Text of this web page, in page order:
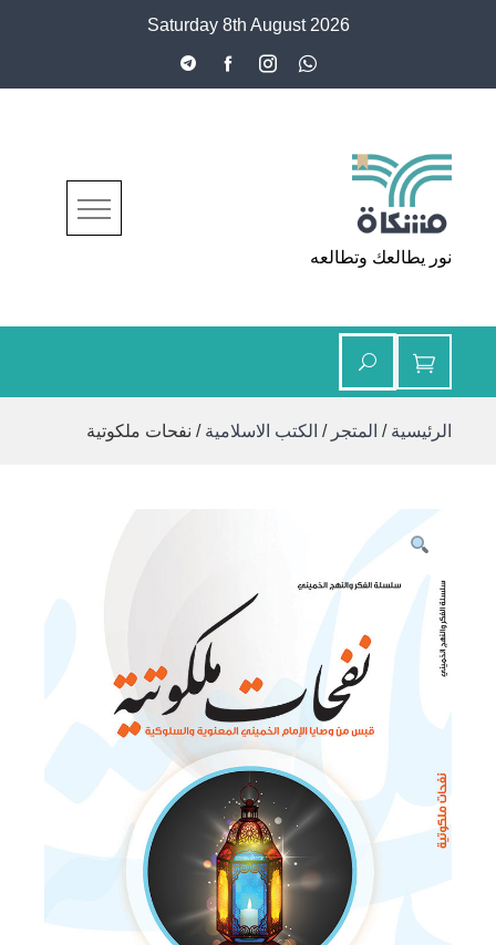
Saturday 8th August 2026
مشكاة
نور يطالعك وتطالعه
الرئيسية / المتجر / الكتب الاسلامية / نفحات ملكوتية